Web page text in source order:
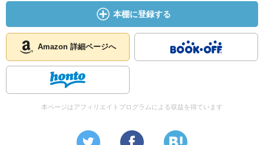
て、漱石自身も、権力や世間とうまく折り合うことができ
ず苦労してきた。それが、『坊っちゃん』の主題になった
のでしょう。」
—『別冊ＮＨＫ１００分ｄｅ名著 読書の学校 養老孟
司 特別授業『坊っちゃん』』養老 孟司著
だからこそ、私は医者になってはまずいと思った。問題が
本棚に登録する
Amazon 詳細ページへ
本ページはアフィリエイトプログラムによる収益を得ています